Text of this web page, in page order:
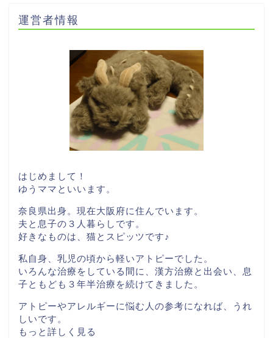
運営者情報
はじめまして！
ゆうママといいます。
奈良県出身。現在大阪府に住んでいます。
夫と息子の３人暮らしです。
好きなものは、猫とスピッツです♪
私自身、乳児の頃から軽いアトピーでした。
いろんな治療をしている間に、漢方治療と出会い、息
子ともども３年半治療を続けてきました。
アトピーやアレルギーに悩む人の参考になれば、うれ
しいです。
もっと詳しく見る